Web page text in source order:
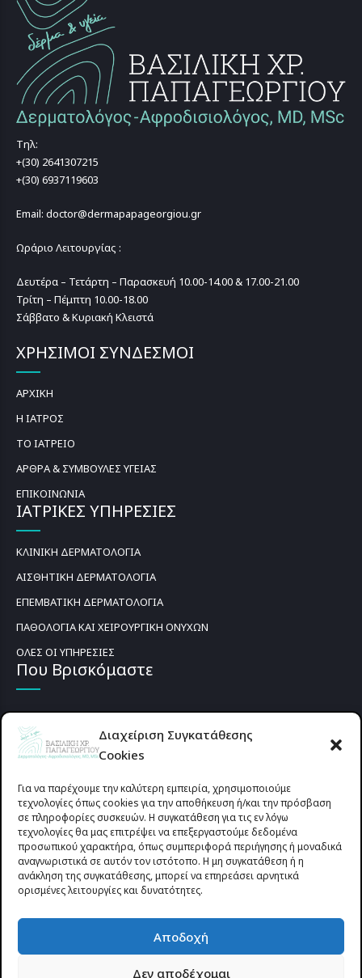
Διαχείριση Συγκατάθεσης
Cookies
Για να παρέχουμε την καλύτερη εμπειρία, χρησιμοποιούμε
τεχνολογίες όπως cookies για την αποθήκευση ή/και την πρόσβαση
σε πληροφορίες συσκευών. Η συγκατάθεση για τις εν λόγω
τεχνολογίες θα μας επιτρέψει να επεξεργαστούμε δεδομένα
προσωπικού χαρακτήρα, όπως συμπεριφορά περιήγησης ή μοναδικά
αναγνωριστικά σε αυτόν τον ιστότοπο. Η μη συγκατάθεση ή η
ανάκληση της συγκατάθεσης, μπορεί να επηρεάσει αρνητικά
ορισμένες λειτουργίες και δυνατότητες.
Αποδοχή
Δεν αποδέχομαι
Τηλ:
+(30) 2641307215
+(30) 6937119603
Email: doctor@dermapapageorgiou.gr
Ωράριο Λειτουργίας :
Δευτέρα – Τετάρτη – Παρασκευή 10.00-14.00 & 17.00-21.00
Τρίτη – Πέμπτη 10.00-18.00
Σάββατο & Κυριακή Κλειστά
ΧΡΗΣΙΜΟΙ ΣΥΝΔΕΣΜΟΙ
ΑΡΧΙΚΗ
Η ΙΑΤΡΟΣ
ΤΟ ΙΑΤΡΕΙΟ
ΑΡΘΡΑ & ΣΥΜΒΟΥΛΕΣ ΥΓΕΙΑΣ
ΕΠΙΚΟΙΝΩΝΙΑ
ΙΑΤΡΙΚΕΣ ΥΠΗΡΕΣΙΕΣ
ΚΛΙΝΙΚΗ ΔΕΡΜΑΤΟΛΟΓΙΑ
ΑΙΣΘΗΤΙΚΗ ΔΕΡΜΑΤΟΛΟΓΙΑ
ΕΠΕΜΒΑΤΙΚΗ ΔΕΡΜΑΤΟΛΟΓΙΑ
ΠΑΘΟΛΟΓΙΑ ΚΑΙ ΧΕΙΡΟΥΡΓΙΚΗ ΟΝΥΧΩΝ
ΟΛΕΣ ΟΙ ΥΠΗΡΕΣΙΕΣ
Που Βρισκόμαστε
Προυσιωτίσσης 27 & Δ.Σταϊκου , Αγρίνιο 30133 (έναντι γηπέδου